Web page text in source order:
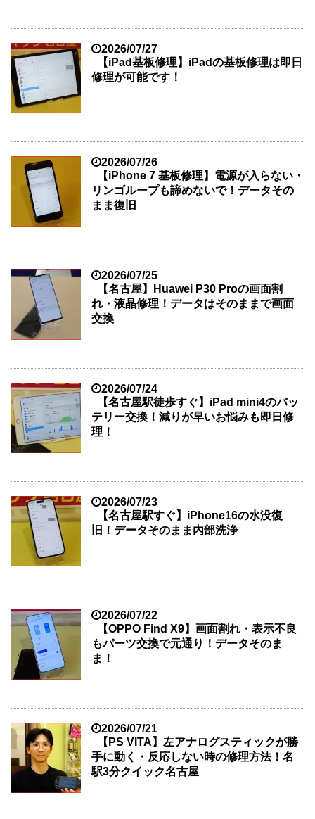
2026/07/27
【iPad基板修理】iPadの基板修理は即日
修理が可能です！
2026/07/26
【iPhone 7 基板修理】電源が入らない・
リンゴループも諦めないで！データその
まま復旧
2026/07/25
【名古屋】Huawei P30 Proの画面割
れ・液晶修理！データはそのままで画面
交換
2026/07/24
【名古屋駅徒歩すぐ】iPad mini4のバッ
テリー交換！減りが早いお悩みも即日修
理！
2026/07/23
【名古屋駅すぐ】iPhone16の水没復
旧！データそのまま内部洗浄
2026/07/22
【OPPO Find X9】画面割れ・表示不良
もパーツ交換で元通り！データそのま
ま！
2026/07/21
【PS VITA】左アナログスティックが勝
手に動く・反応しない時の修理方法！名
駅3分クイック名古屋